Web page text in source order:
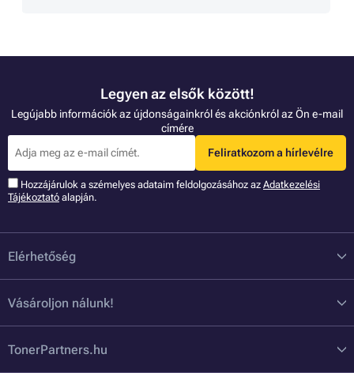
Legyen az elsők között!
Legújabb információk az újdonságainkról és akciónkról az Ön e-mail
címére
Feliratkozom a hírlevélre
Hozzájárulok a szémelyes adataim feldolgozásához az Adatkezelési
Tájékoztató alapján.
Elérhetőség
Vásároljon nálunk!
TonerPartners.hu